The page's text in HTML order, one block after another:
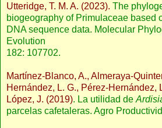
Utteridge, T. M. A. (2023). The
biogeography of Primulaceae based
DNA sequence data. Molecular
Evolution
182: 107702.
Martínez-Blanco, A., Almeraya-
Hernández, L. G., Pérez-Hernández,
López, J. (2019). La utilidad de
parcelas cafetaleras. Agro